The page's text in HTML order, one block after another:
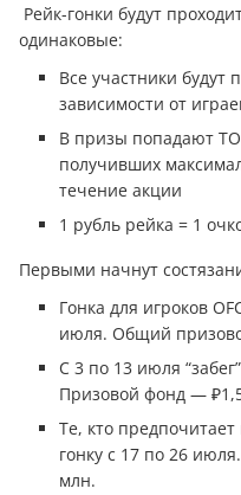
Рейк-гонки будут
одинаковые:
Все участники будут
зависимости от
В призы попадают
получивших
течение акции
1 рубль рейка = 1
Первыми начнут
Гонка для игроков
июля. Общий
С 3 по 13 июля
Призовой фонд —
Те, кто
гонку с 17 по 26
млн.